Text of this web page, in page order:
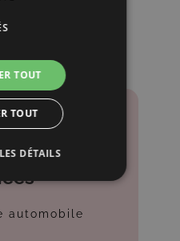
choisir ?
automobile
TOUT
TOUT
DÉTAILS